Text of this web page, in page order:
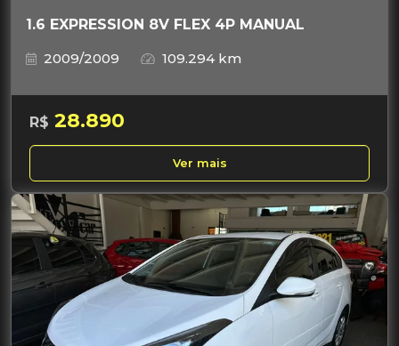
1.6 EXPRESSION 8V FLEX 4P MANUAL
2009/2009
109.294 km
R$ 28.890
Ver mais